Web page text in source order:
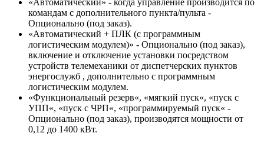
командам с дополнительного пункта/пульта -
Опционально (под заказ).
«Автоматический + ПЛК (с программным
логистическим модулем)» - Опционально (под заказ),
включение и отключение установки посредством
устройств телемеханики от диспетчерских пунктов
энергослужб , дополнительно с программным
логистическим модулем.
«Функциональный резерв«, «мягкий пуск«, «пуск с
УПП«, «пуск с ЧРП«, «программируемый пуск« -
Опционально (под заказ), производятся мощности от
0,12 до 1400 кВт.